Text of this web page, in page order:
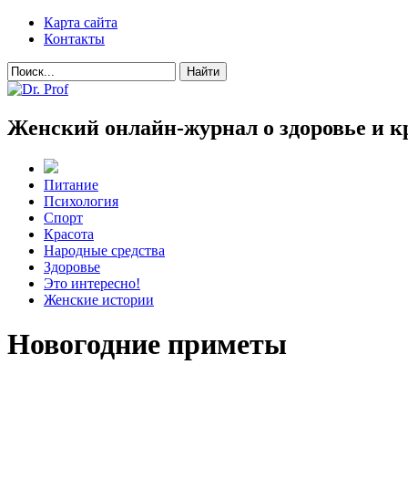
Карта сайта
Контакты
Женский онлайн-журнал о здоровье и
Питание
Психология
Спорт
Красота
Народные средства
Здоровье
Это интересно!
Женские истории
Новогодние приметы